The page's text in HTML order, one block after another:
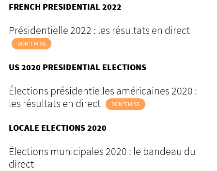
FRENCH PRESIDENTIAL 2022
Présidentielle 2022 : les résultats en direct
DON'T MISS
US 2020 PRESIDENTIAL ELECTIONS
Élections présidentielles américaines 2020 :
les résultats en direct
DON'T MISS
LOCALE ELECTIONS 2020
Élections municipales 2020 : le bandeau du
direct